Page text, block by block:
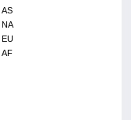
AS
NA
EU
AF